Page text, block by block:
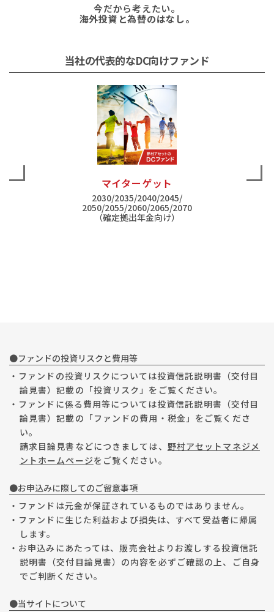
今だから考えたい。
海外投資と為替のはなし。
当社の代表的なDC向けファンド
マイターゲット
2030/2035/2040/2045/
2050/2055/2060/2065/2070
（確定拠出年金向け）
●ファンドの投資リスクと費用等
・ファンドの投資リスクについては投資信託説明書（交付目
論見書）記載の「投資リスク」をご覧ください。
・ファンドに係る費用等については投資信託説明書（交付目
論見書）記載の「ファンドの費用・税金」をご覧くださ
い。
請求目論見書などにつきましては、 野村アセットマネジメ
ントホームページをご覧ください。
●お申込みに際してのご留意事項
・ファンドは元金が保証されているものではありません。
・ファンドに生じた利益および損失は、すべて受益者に帰属
します。
・お申込みにあたっては、販売会社よりお渡しする投資信託
説明書（交付目論見書）の内容を必ずご確認の上、ご自身
でご判断ください。
●当サイトについて